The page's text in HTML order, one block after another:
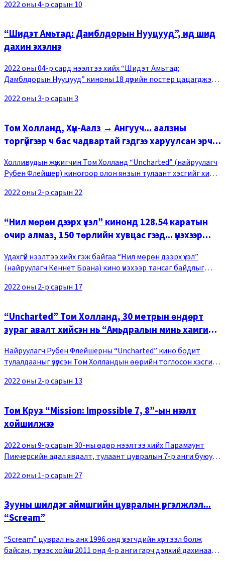
орон зайг дүрсэлсэн аймшгийн блокбастер
2022 оны 4-р сарын 10
“Шидэт Амьтад: Дамблдорын Нууцууд”, ид шид
дахин эхэлнэ
2022 оны 04-р сард нээлтээ хийх “Шидэт Амьтад:
Дамблдорын Нууцууд” киноны 18 дүрийн постер цацагджээ.
төлөөлөх ид шидтэнүүд гээд сонирхол ихээр та
2022 оны 3-р сарын 3
Том Холланд, Хүн-Аалз → Ангууч... аалзны
торгүйгээр ч бас чадвартай гэдгээ харуулсан эрч
Холливудын жүжигчин Том Холланд “Uncharted” (найруулагч
Рубен Флейшер) киногоор олон янзын тулаант хэсгийг хийн
гэдгээ нотолжээ. “Uncharted” нь
2022 оны 2-р сарын 22
“Нил мөрөн дээрх үхэл” кинонд 128.54 каратын
очир алмаз, 150 төрлийн хувцас гээд... үнэхээр
Удахгүй нээлтээ хийх гэж байгаа “Нил мөрөн дээрх үхэл”
(найруулагч Кеннет Брана) кино үнэхээр тансаг байдлыг
Египетийн байгалийн үзэмж, сүрдмээр
2022 оны 2-р сарын 17
“Uncharted” Том Холланд, 30 метрын өндөрт
зураг авалт хийсэн нь “Амьдралын минь хамгийн
Найруулагч Рубен Флейшерны “Uncharted” кино бодит
тулалдааныг үзүүлсэн Том Холландын өөрийн тоглосон хэсгийг
өөрчлөх эрдэнэсийг хамгийн түрүүнд ол
2022 оны 2-р сарын 13
Том Круз “Mission: Impossible 7, 8”-ын нээлт
хойшилжээ
2022 оны 9-р сарын 30-ны өдөр нээлтээ хийх Парамаунт
Пикчерсийн адал явдалт, тулаант цувралын 7-р анги буюу
боллоо. Үүний улмаас 2023 оны 7-р
2022 оны 1-р сарын 27
Зууны шилдэг аймшгийн цувралын үргэлжлэл...
“Scream”
“Scream” цуврал нь анх 1996 онд үзэгчдийн хүртээл болж
байсан, түүнээс хойш 2011 онд 4-р анги гарч дэлхий дахинаас